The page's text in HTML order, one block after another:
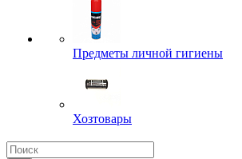
Предметы личной гигиены
Хозтовары